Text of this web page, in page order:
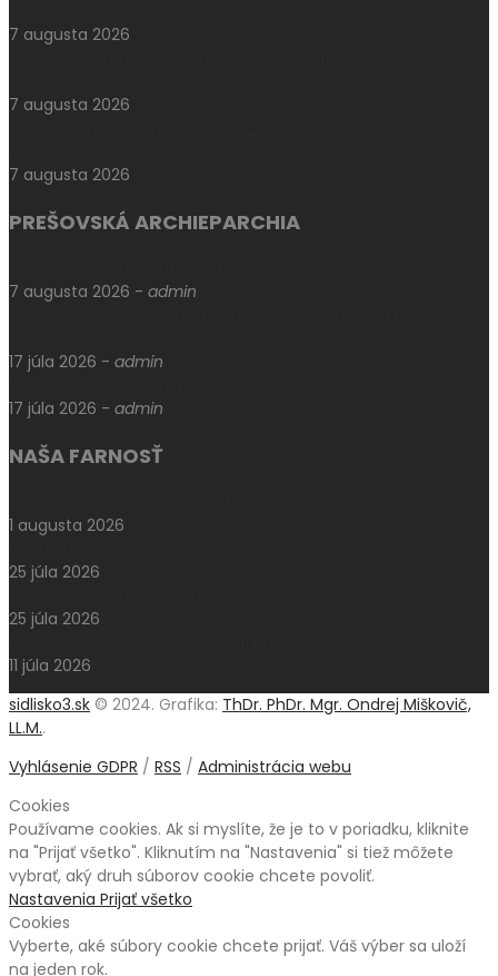
7 augusta 2026
7 augusta 2026
7 augusta 2026
PREŠOVSKÁ ARCHIEPARCHIA
7 augusta 2026 - admin
17 júla 2026 - admin
17 júla 2026 - admin
NAŠA FARNOSŤ
1 augusta 2026
25 júla 2026
25 júla 2026
11 júla 2026
sidlisko3.sk © 2024. Grafika: ThDr. PhDr. Mgr. Ondrej Miškovič,
LL.M..
Vyhlásenie GDPR / RSS / Administrácia webu
Cookies
Používame cookies. Ak si myslíte, že je to v poriadku, kliknite
na "Prijať všetko". Kliknutím na "Nastavenia" si tiež môžete
vybrať, aký druh súborov cookie chcete povoliť.
Nastavenia Prijať všetko
Cookies
Vyberte, aké súbory cookie chcete prijať. Váš výber sa uloží
na jeden rok.